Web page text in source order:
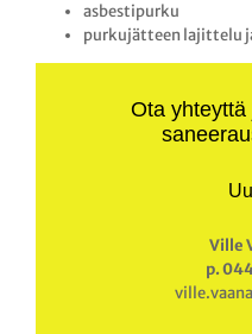
asbestipurku
purkujätteen lajittelu
Ota
Ville
p.